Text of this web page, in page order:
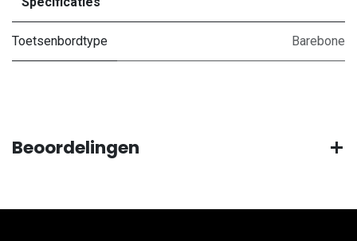
Toetsenbordtype Barebone
Beoordelingen